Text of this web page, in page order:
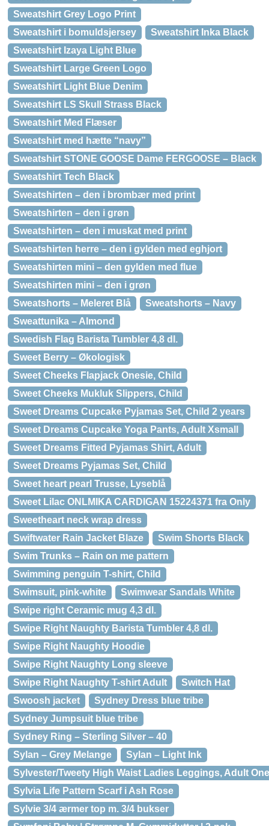
Sweatshirt Grey Logo Print
Sweatshirt i bomuldsjersey
Sweatshirt Inka Black
Sweatshirt Izaya Light Blue
Sweatshirt Large Green Logo
Sweatshirt Light Blue Denim
Sweatshirt LS Skull Strass Black
Sweatshirt Med Flæser
Sweatshirt med hætte “navy”
Sweatshirt STONE GOOSE Dame FERGOOSE – Black
Sweatshirt Tech Black
Sweatshirten – den i brombær med print
Sweatshirten – den i grøn
Sweatshirten – den i muskat med print
Sweatshirten herre – den i gylden med eghjort
Sweatshirten mini – den gylden med flue
Sweatshirten mini – den i grøn
Sweatshorts – Meleret Blå
Sweatshorts – Navy
Sweattunika – Almond
Swedish Flag Barista Tumbler 4,8 dl.
Sweet Berry – Økologisk
Sweet Cheeks Flapjack Onesie, Child
Sweet Cheeks Mukluk Slippers, Child
Sweet Dreams Cupcake Pyjamas Set, Child 2 years
Sweet Dreams Cupcake Yoga Pants, Adult Xsmall
Sweet Dreams Fitted Pyjamas Shirt, Adult
Sweet Dreams Pyjamas Set, Child
Sweet heart pearl Trusse, Lyseblå
Sweet Lilac ONLMIKA CARDIGAN 15224371 fra Only
Sweetheart neck wrap dress
Swiftwater Rain Jacket Blaze
Swim Shorts Black
Swim Trunks – Rain on me pattern
Swimming penguin T-shirt, Child
Swimsuit, pink-white
Swimwear Sandals White
Swipe right Ceramic mug 4,3 dl.
Swipe Right Naughty Barista Tumbler 4,8 dl.
Swipe Right Naughty Hoodie
Swipe Right Naughty Long sleeve
Swipe Right Naughty T-shirt Adult
Switch Hat
Swoosh jacket
Sydney Dress blue tribe
Sydney Jumpsuit blue tribe
Sydney Ring – Sterling Silver – 40
Sylan – Grey Melange
Sylan – Light Ink
Sylvester/Tweety High Waist Ladies Leggings, Adult
Sylvia Life Pattern Scarf i Ash Rose
Sylvie 3/4 ærmer top m. 3/4 bukser